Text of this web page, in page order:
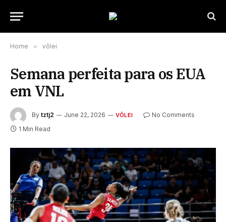
Home » vôlei
Semana perfeita para os EUA
em VNL
By tztj2 June 22, 2026 VÔLEI
No Comments
1 Min Read